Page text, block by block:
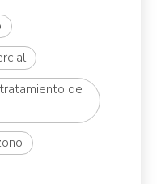
de